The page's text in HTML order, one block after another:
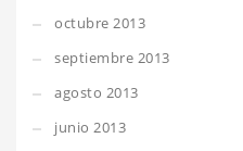
octubre 2013
septiembre 2013
agosto 2013
junio 2013